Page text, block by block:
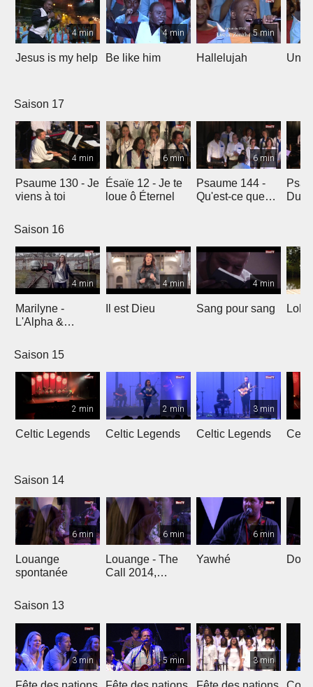
4 min
Jesus is my help
4 min
Be like him
5 min
Hallelujah Un
Saison 17
4 min
Psaume 130 - Je
viens à toi
6 min
Ésaïe 12 - Je te
loue ô Éternel
6 min
Psaume 144 -
Qu'est-ce que
Du
Saison 16
4 min
Marilyne -
L'Alpha &
4 min
Il est Dieu
4 min
Sang pour sang Lola
Saison 15
2 min
Celtic Legends
2 min
Celtic Legends
3 min
Celtic Legends
Saison 14
6 min
Louange
spontanée
6 min
Louange - The
Call 2014,
6 min
Yawhé
Saison 13
3 min 5 min 3 min